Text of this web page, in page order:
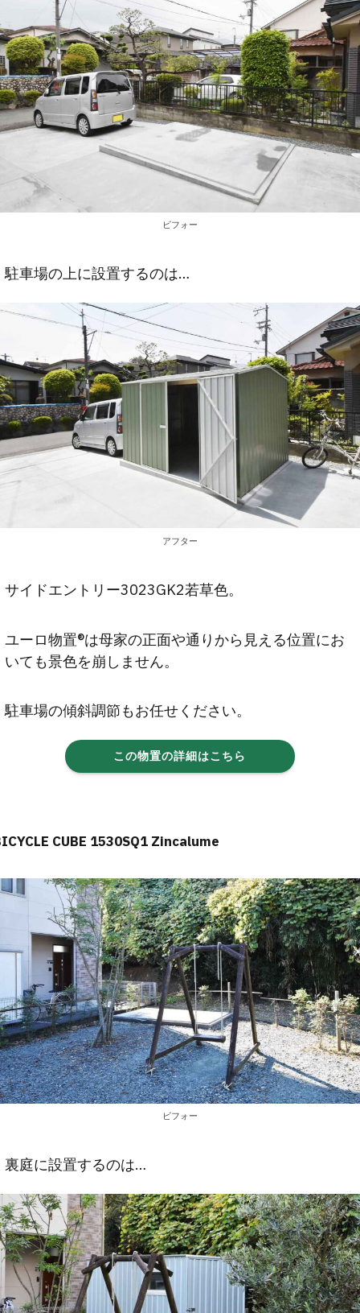
ビフォー
駐車場の上に設置するのは…
アフター
サイドエントリー3023GK2若草色。
ユーロ物置®は母家の正面や通りから見える位置にお
いても景色を崩しません。
駐車場の傾斜調節もお任せください。
この物置の詳細はこちら
CUBE 1530SQ1 Zincalume
ビフォー
裏庭に設置するのは…